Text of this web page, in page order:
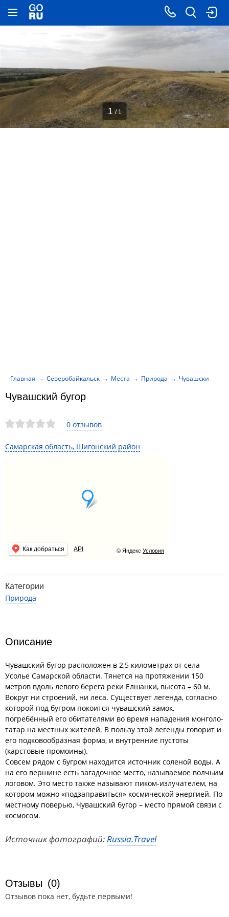
0 отзывов
Самарская область, Шигонский район
© Яндекс Условия
Как добраться API
Чувашский бугор
Главная Северобайкальск Места Природа Чувашский
1 / 1
Категории
Природа
Описание
Чувашский бугор расположен в 2,5 километрах от села
Усолье Самарской области. Тянется на протяжении 150
метров вдоль левого берега реки Елшанки, высота – 60 м.
Вокруг ни строений, ни леса. Существует легенда, согласно
которой под бугром покоится чувашский замок,
погребённый его обитателями во время нападения монголо-
татар на местных жителей. В пользу этой легенды говорит и
его подковообразная форма, и внутренние пустоты
(карстовые промоины).
Совсем рядом с бугром находится источник соленой воды. А
на его вершине есть загадочное место, называемое волчьим
логовом. Это место также называют пиком-излучателем, на
котором можно «подзаправиться» космической энергией. По
местному поверью, Чувашский бугор – место прямой связи с
космосом.
Источник фотографий:Russia.Travel
Отзывы (0)
Отзывов пока нет, будьте первыми!